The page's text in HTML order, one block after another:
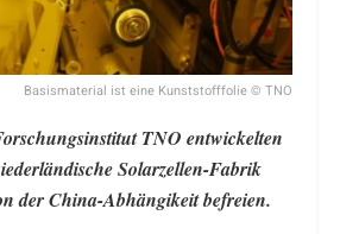
Basismaterial ist eine Kunststofffolie © TNO
TNO entwickelten
Solarzellen-Fabrik
der China-Abhängikeit befreien.